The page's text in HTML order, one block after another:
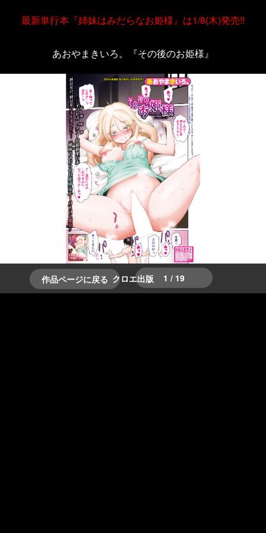
最新単行本『姉妹はみだらなお姫様』は1/8(木)発売!!
あおやまきいろ。『その後のお姫様』
クロエ出版
作品ページに戻る 1 / 19